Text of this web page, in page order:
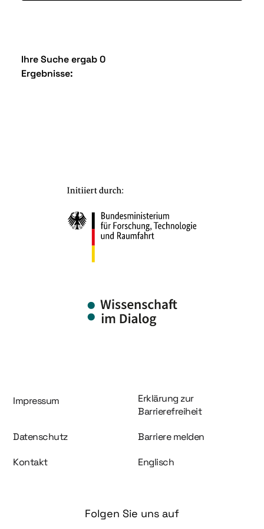
Ihre Suche ergab 0
Ergebnisse:
Information und Service
Impressum
Erklärung zur
Barrierefreiheit
Datenschutz Barriere melden
Kontakt Englisch
Folgen Sie uns auf